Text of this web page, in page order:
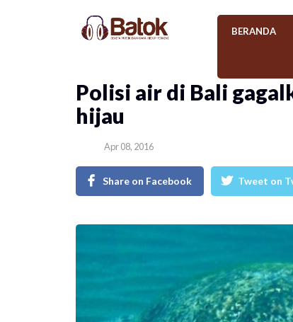
BERANDA
Polisi air di Bali
hijau
Apr 08, 2016
Share on Facebook Tweet on